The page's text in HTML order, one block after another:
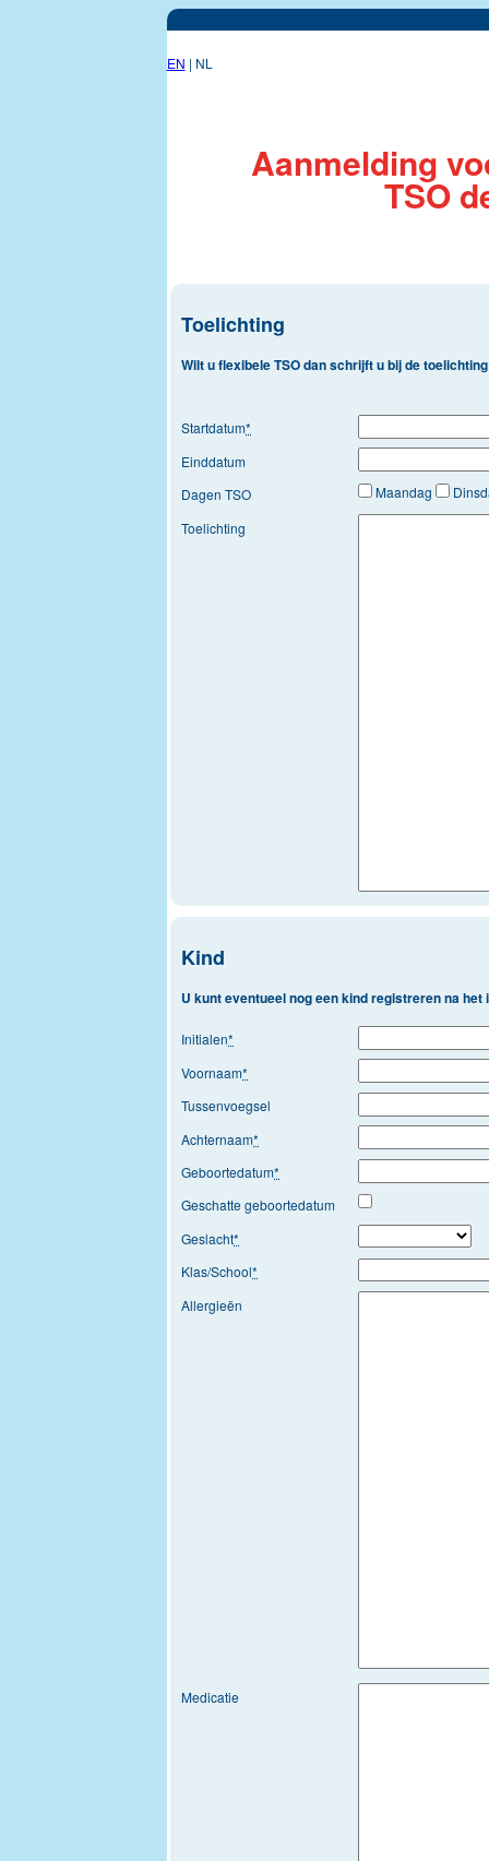
EN | NL
Aanmelding
TSO
Toelichting
Wilt u flexibele TSO dan schrijft u bij de
Startdatum*
Einddatum
Dagen TSO
Maandag
Toelichting
Kind
U kunt eventueel nog een kind registreren na
Initialen*
Voornaam*
Tussenvoegsel
Achternaam*
Geboortedatum*
Geschatte geboortedatum
Geslacht*
Klas/School*
Allergieën
Medicatie